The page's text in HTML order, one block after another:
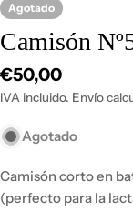
Agotado
Camisón
Precio
habitual
€50,00
IVA incluido. Envío
Agotado
Camisón corto en
(perfecto para la